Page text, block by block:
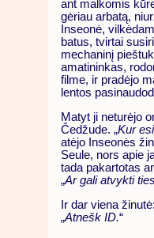
ant malkomis
gėriau arbatą,
Inseonė,
batus, tvirtai
mechaninį
amatininkas,
filme, ir pradėjo
lentos
Matyt ji neturėjo
Čedžude. „Kur
atėjo Inseonės
Seule, nors apie
tada pakartotas
„Ar gali atvykti
Ir dar viena žinutė:
„Atnešk ID.“